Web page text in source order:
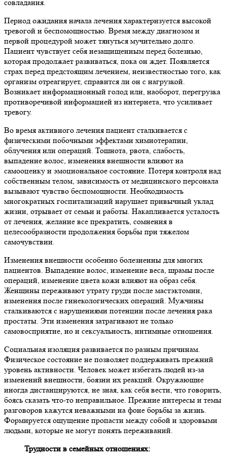
совладания.
Период ожидания начала лечения характеризуется высокой
тревогой и беспомощностью. Время между диагнозом и
первой процедурой может тянуться мучительно долго.
Пациент чувствует себя незащищенным перед болезнью,
которая продолжает развиваться, пока он ждет. Появляется
страх перед предстоящим лечением, неизвестностью того, как
организм отреагирует, справится ли он с нагрузкой.
Возникает информационный голод или, наоборот, перегрузка
противоречивой информацией из интернета, что усиливает
тревогу.
Во время активного лечения пациент сталкивается с
физическими побочными эффектами химиотерапии,
облучения или операций. Тошнота, рвота, слабость,
выпадение волос, изменения внешности влияют на
самооценку и эмоциональное состояние. Потеря контроля над
собственным телом, зависимость от медицинского персонала
вызывают чувство беспомощности. Необходимость
многократных госпитализаций нарушает привычный уклад
жизни, отрывает от семьи и работы. Накапливается усталость
от лечения, желание все прекратить, сомнения в
целесообразности продолжения борьбы при тяжелом
самочувствии.
Изменения внешности особенно болезненны для многих
пациентов. Выпадение волос, изменение веса, шрамы после
операций, изменение цвета кожи влияют на образ себя.
Женщины переживают утрату груди после мастэктомии,
изменения после гинекологических операций. Мужчины
сталкиваются с нарушениями потенции после лечения рака
простаты. Эти изменения затрагивают не только
самовосприятие, но и сексуальность, интимные отношения.
Социальная изоляция развивается по разным причинам.
Физическое состояние не позволяет поддерживать прежний
уровень активности. Человек может избегать людей из-за
изменений внешности, боязни их реакций. Окружающие
иногда дистанцируются, не зная, как себя вести, что говорить,
боясь сказать что-то неправильное. Прежние интересы и темы
разговоров кажутся неважными на фоне борьбы за жизнь.
Формируется ощущение пропасти между собой и здоровыми
людьми, которые не могут понять переживаний.
Трудности в семейных отношениях: